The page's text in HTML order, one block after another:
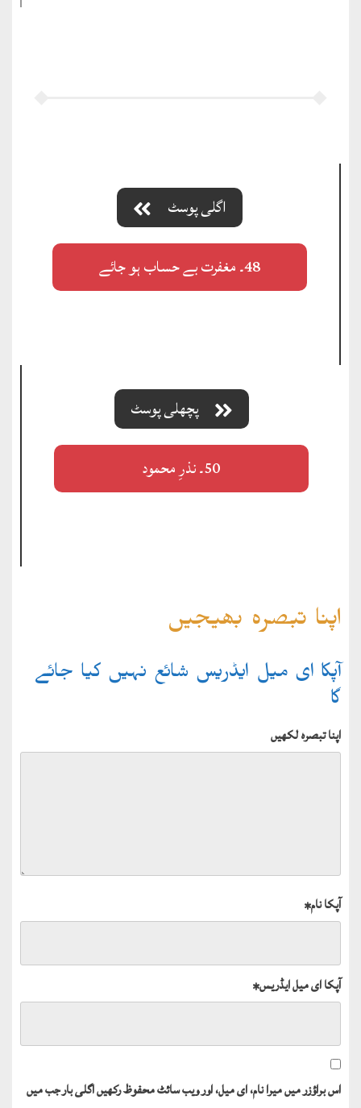
اگلی پوسٹ
48۔ مغفرت بے حساب ہو جائے
پچھلی پوسٹ
50۔ نذرِ محمود
اپنا تبصرہ بھیجیں
آپکا ای میل ایڈریس شائع نہیں کیا جائے
گا
اپنا تبصرہ لکھیں
آپکا نام*
آپکا ای میل ایڈریس*
اس براؤزر میں میرا نام، ای میل، اور ویب سائٹ محفوظ رکھیں اگلی بار جب میں